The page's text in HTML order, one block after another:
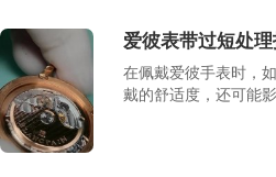
爱彼表带过短处
在佩戴爱彼手表时，
戴的舒适度，还可能